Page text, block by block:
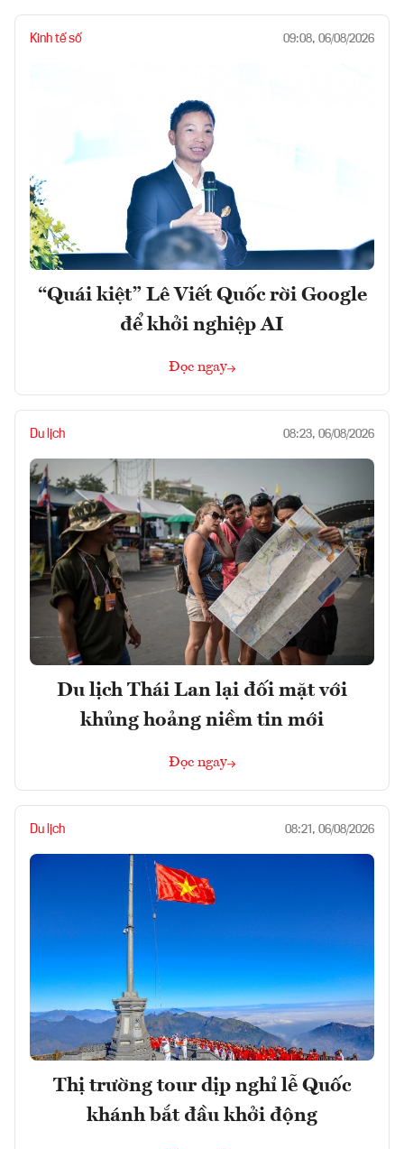
Kinh tế số 09:08, 06/08/2026
“Quái kiệt” Lê Viết Quốc rời Google
để khởi nghiệp AI
Đọc ngay
Du lịch 08:23, 06/08/2026
Du lịch Thái Lan lại đối mặt với
khủng hoảng niềm tin mới
Đọc ngay
Du lịch 08:21, 06/08/2026
Thị trường tour dịp nghỉ lễ Quốc
khánh bắt đầu khởi động